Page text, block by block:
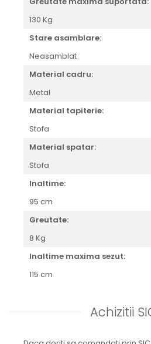
130 Kg
Stare asamblare:
Neasamblat
Material cadru:
Metal
Material tapiterie:
Stofa
Material spatar:
Stofa
Inaltime:
95 cm
Greutate:
8 Kg
Inaltime maxima sezut:
115 cm
Achizitii